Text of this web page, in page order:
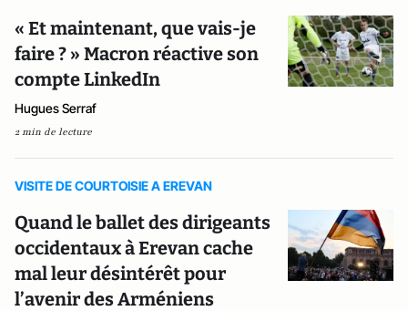
« Et maintenant, que vais-je
faire ? » Macron réactive son
compte LinkedIn
Hugues Serraf
2 min de lecture
VISITE DE COURTOISIE A EREVAN
Quand le ballet des dirigeants
occidentaux à Erevan cache
mal leur désintérêt pour
l’avenir des Arméniens